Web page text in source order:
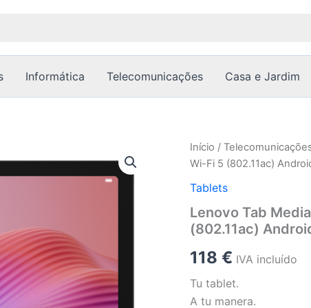
Informática Telecomunicações Casa e Jardim
Início /
Wi-Fi 5 (802.11ac)
Tablets
Lenovo Tab
(802.11ac)
118€ IVA incluído
Tu tablet.
A tu manera.
Quantidade
de
Tab
64
GB
cm
4
GB